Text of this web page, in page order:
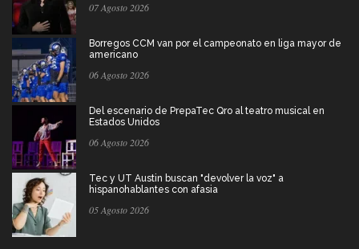
07 Agosto 2026
Borregos CCM van por el campeonato en liga mayor de
americano
06 Agosto 2026
Del escenario de PrepaTec Qro al teatro musical en
Estados Unidos
06 Agosto 2026
Tec y UT Austin buscan "devolver la voz" a
hispanohablantes con afasia
05 Agosto 2026